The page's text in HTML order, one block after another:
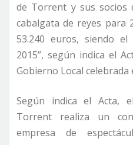
de Torrent y sus socios
cabalgata de reyes para
53.240 euros, siendo
2015”, según indica el
Gobierno Local celebrada
Según indica el Acta,
Torrent realiza un
empresa de